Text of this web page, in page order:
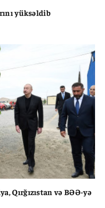
yüksəldib
Qırğızıstan və BƏƏ-yə